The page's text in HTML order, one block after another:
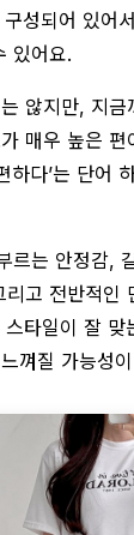
성되어 있어
있어요.
않지만, 지
매우 높은
하다’는 단어
르는 안정감,
고 전반적인
타일이 잘 맞
껴질 가능성